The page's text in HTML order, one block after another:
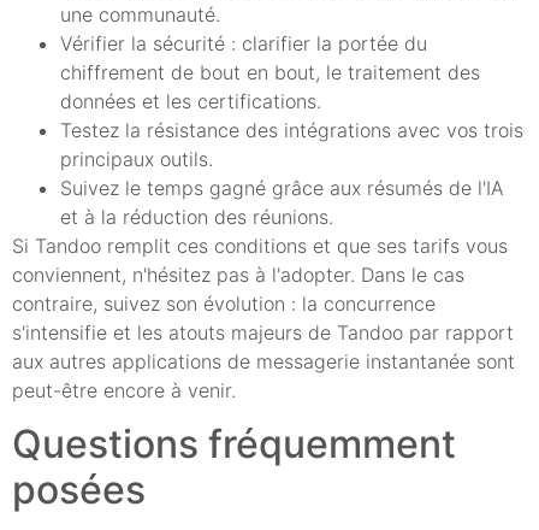
une communauté.
Vérifier la sécurité : clarifier la portée du
chiffrement de bout en bout, le traitement des
données et les certifications.
Testez la résistance des intégrations avec vos trois
principaux outils.
Suivez le temps gagné grâce aux résumés de l'IA
et à la réduction des réunions.
Si Tandoo remplit ces conditions et que ses tarifs vous
conviennent, n'hésitez pas à l'adopter. Dans le cas
contraire, suivez son évolution : la concurrence
s'intensifie et les atouts majeurs de Tandoo par rapport
aux autres applications de messagerie instantanée sont
peut-être encore à venir.
Questions fréquemment
posées